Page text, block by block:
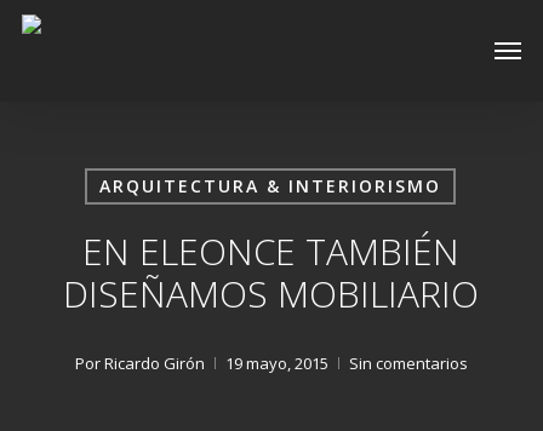
Skip
ARQUITECTURA & INTERIORISMO
EN ELEONCE‬ TAMBIÉN
DISEÑAMOS MOBILIARIO
PorRicardo Girón 19 mayo, 2015 Sin comentarios